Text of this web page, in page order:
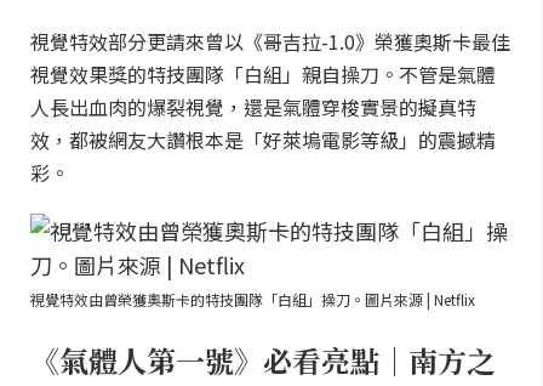
視覺特效部分更請來曾以《哥吉拉-1.0》榮獲奧斯卡最佳
視覺效果獎的特技團隊「白組」親自操刀。不管是氣體
人長出血肉的爆裂視覺，還是氣體穿梭實景的擬真特
效，都被網友大讚根本是「好萊塢電影等級」的震撼精
彩。
視覺特效由曾榮獲奧斯卡的特技團隊「白組」操刀。圖片來源 | Netflix
《氣體人第一號》必看亮點｜南方之